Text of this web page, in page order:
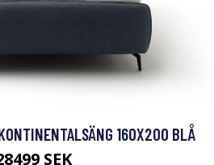
160X200 BLÅ
SEK